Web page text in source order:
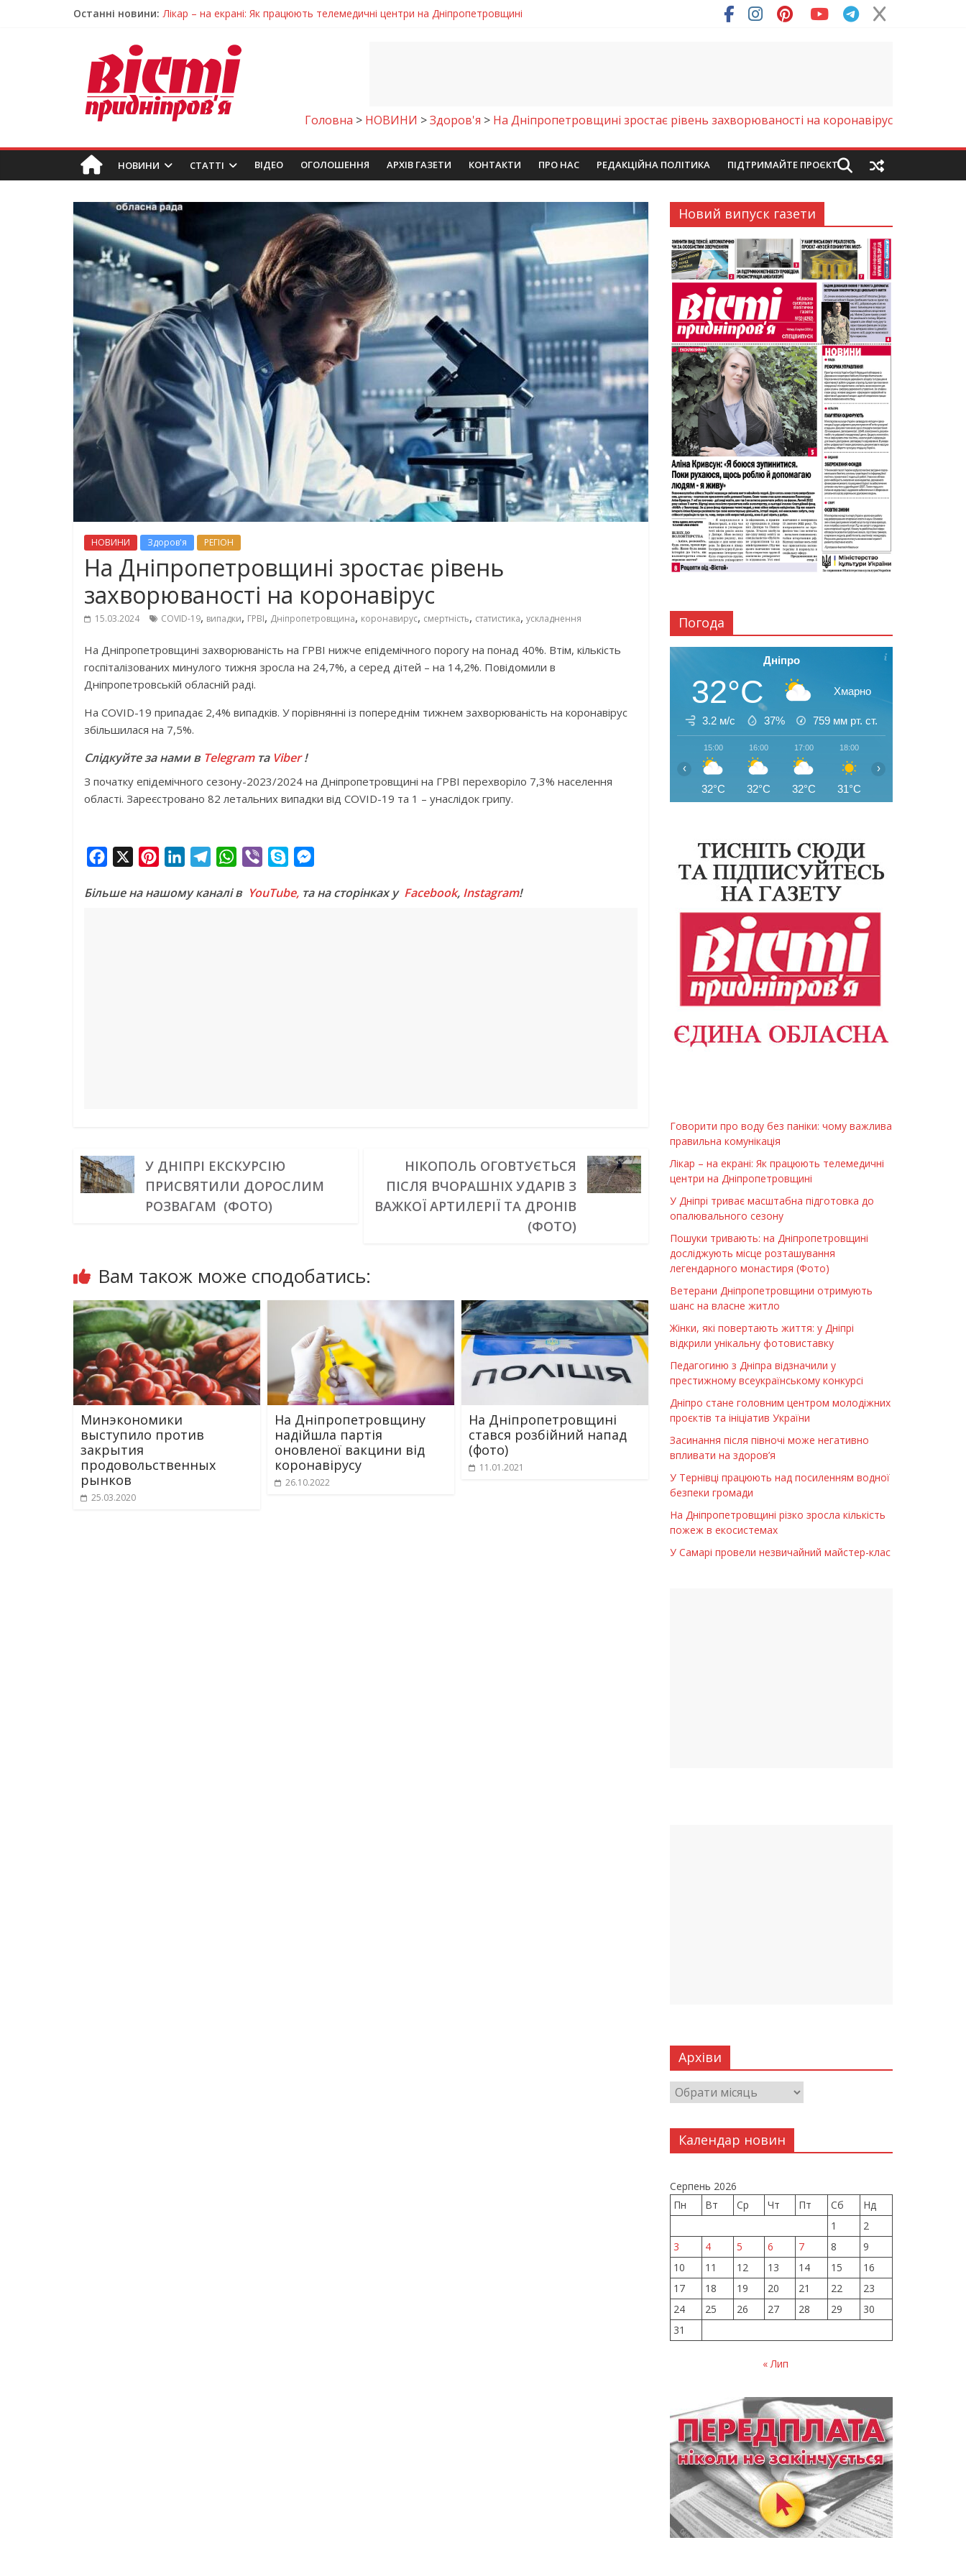
Останні новини: Лікар – на екрані: Як працюють телемедичні центри на Дніпропетровщині
Пошуки тривають: на Дніпропетровщині досліджують місце розташування легендарного монастиря (Фото)
Ветерани Дніпропетровщини отримують шанс на власне житло
Говорити про воду без паніки: чому важлива правильна комунікація
Головна > НОВИНИ >Здоров'я > На Дніпропетровщині зростає рівень захворюваності на коронавірус
НОВИНИ СТАТТІ ВIДЕО ОГОЛОШЕННЯ АРХІВ ГАЗЕТИ КОНТАКТИ ПРО НАС РЕДАКЦІЙНА ПОЛІТИКА ПІДТРИМАЙТЕ ПРОЄКТ
НОВИНИ Здоров'я РЕГІОН
На Дніпропетровщині зростає рівень
захворюваності на коронавірус
15.03.2024 COVID-19, випадки, ГРВІ, Дніпропетровщина, коронавирус, смертність, статистика, ускладнення
На Дніпропетровщині захворюваність на ГРВІ нижче епідемічного порогу на понад 40%. Втім, кількість
госпіталізованих минулого тижня зросла на 24,7%, а серед дітей – на 14,2%. Повідомили в
Дніпропетровській обласній раді.
На COVID-19 припадає 2,4% випадків. У порівнянні із попереднім тижнем захворюваність на коронавірус
збільшилася на 7,5%.
Слідкуйте за нами в Telegramта Viber!
З початку епідемічного сезону-2023/2024 на Дніпропетровщині на ГРВІ перехворіло 7,3% населення
області. Зареєстровано 82 летальних випадки від COVID-19 та 1 – унаслідок грипу.
c
n
n
l
W
a
b
y
s
Більше на нашому каналі в YouTube, та на сторінках у Facebook, Instagram!
У ДНІПРІ ЕКСКУРСІЮ
ПРИСВЯТИЛИ ДОРОСЛИМ
РОЗВАГАМ (ФОТО)
НІКОПОЛЬ ОГОВТУЄТЬСЯ
ПІСЛЯ ВЧОРАШНІХ УДАРІВ З
ВАЖКОЇ АРТИЛЕРІЇ ТА ДРОНІВ
(ФОТО)
Вам також може сподобатись:
Минэкономики
выступило против
закрытия
продовольственных
рынков
25.03.2020
На Дніпропетровщину
надійшла партія
оновленої вакцини від
коронавірусу
26.10.2022
На Дніпропетровщині
стався розбійний напад
(фото)
11.01.2021
Новий випуск газети
Погода
Дніпро
32°C Хмарно
3.2 м/с 37% 759 мм рт. ст.
15:00
32°C
16:00
32°C
17:00
32°C
18:00
31°C
‹ ›
Говорити про воду без паніки: чому важлива
правильна комунікація
Лікар – на екрані: Як працюють телемедичні
центри на Дніпропетровщині
У Дніпрі триває масштабна підготовка до
опалювального сезону
Пошуки тривають: на Дніпропетровщині
досліджують місце розташування
легендарного монастиря (Фото)
Ветерани Дніпропетровщини отримують
шанс на власне житло
Жінки, які повертають життя: у Дніпрі
відкрили унікальну фотовиставку
Педагогиню з Дніпра відзначили у
престижному всеукраїнському конкурсі
Дніпро стане головним центром молодіжних
проєктів та ініціатив України
Засинання після півночі може негативно
впливати на здоров’я
У Тернівці працюють над посиленням водної
безпеки громади
На Дніпропетровщині різко зросла кількість
пожеж в екосистемах
У Самарі провели незвичайний майстер-клас
Архіви
Календар новин
Серпень 2026
Пн
Вт Ср Чт Пт Сб
Нд
1
2
3
4 5 6 7 8
9
10
11 12 13 14 15
16
17
18 19 20 21 22
23
24
25 26 27 28 29
30
31
« Лип